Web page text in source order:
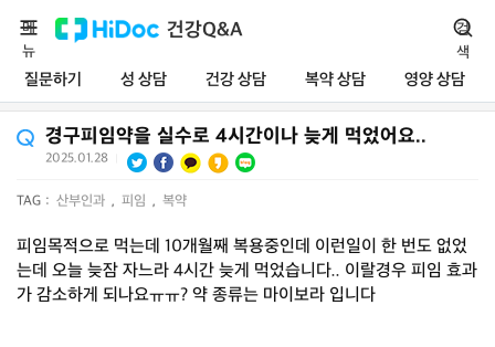
건강Q&A
질문하기 성 상담 건강 상담 복약 상담 영양 상담
메
뉴
검
색
경구피임약을 실수로 4시간이나 늦게 먹었어요..
2025.01.28
TAG : 산부인과 , 피임 , 복약
피임목적으로 먹는데 10개월째 복용중인데 이런일이 한 번도 없었
는데 오늘 늦잠 자느라 4시간 늦게 먹었습니다.. 이랄경우 피임 효과
가 감소하게 되나요ㅠㅠ? 약 종류는 마이보라 입니다